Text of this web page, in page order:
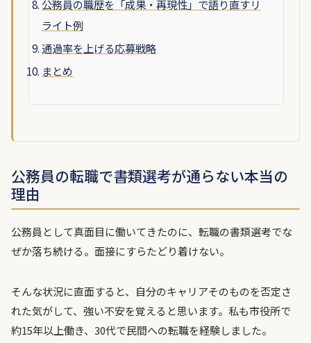
公務員の職歴を「成果・再現性」で語り直すリ
ライト例
通過率を上げる応募戦略
まとめ
公務員の転職で書類選考が通らない本当の
理由
公務員として真面目に働いてきたのに、転職の書類選考でな
ぜか落ち続ける。面接にすらたどり着けない。
そんな状況に直面すると、自分のキャリアそのものを否定さ
れた気がして、強い不安を覚えると思います。私も市役所で
約15年以上働き、30代で民間への転職を経験しました。